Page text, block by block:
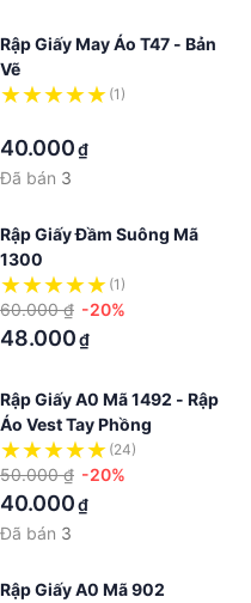
Rập Giấy May Áo T47 - Bản
Vẽ
(1)
40.000₫
Đã bán 3
Rập Giấy Đầm Suông Mã
1300
(1)
60.000 ₫ -20%
48.000₫
Rập Giấy A0 Mã 1492 - Rập
Áo Vest Tay Phồng
(24)
50.000 ₫ -20%
40.000₫
Đã bán 3
Rập Giấy A0 Mã 902